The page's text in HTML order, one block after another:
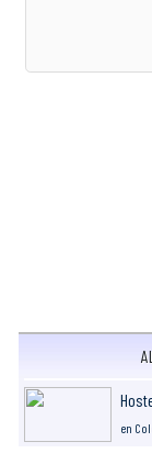
en